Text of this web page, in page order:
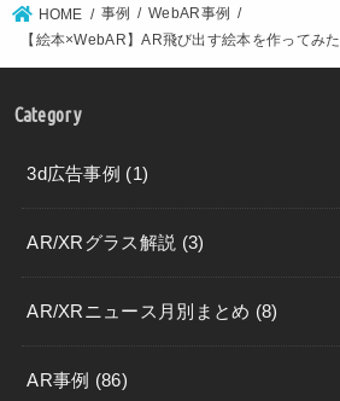
HOME 事例
WebAR事例
【絵本×WebAR】AR飛び出す絵本を作ってみた
Category
3d広告事例 (1)
AR/XRグラス解説 (3)
AR/XRニュース月別まとめ (8)
AR事例 (86)